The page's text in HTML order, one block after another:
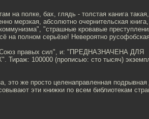
на полке, бах, глядь - толстая канига
абсолютно очернительская книга,
"страшные кровавые
на полном серьёзе! Невероятно
"Союз правых сил", и: "ПРЕДНАЗНАЧЕНА ДЛЯ
100000 (прописью: сто тысяч)
это же просто целенаправленная подрывная
эти книжки по всем библиотекам